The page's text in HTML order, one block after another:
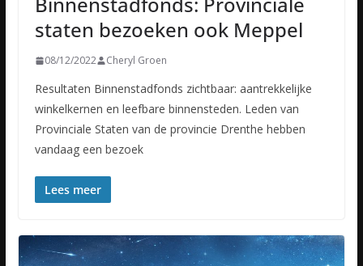
staten bezoeken ook Meppel
08/12/2022 Cheryl Groen
Resultaten Binnenstadfonds zichtbaar: aantrekkelijke
winkelkernen en leefbare binnensteden. Leden van
Provinciale Staten van de provincie Drenthe hebben
vandaag een bezoek
Lees meer